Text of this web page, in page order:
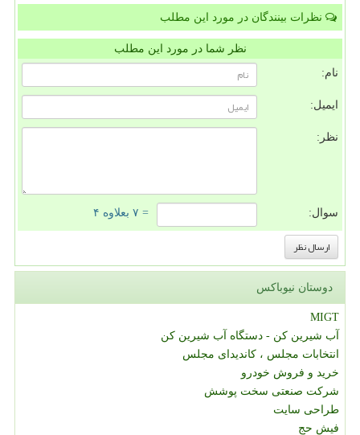
نظرات بینندگان در مورد این مطلب
نظر شما در مورد این مطلب
نام:
ایمیل:
نظر:
سوال: = ۷ بعلاوه ۴
دوستان نیوباکس
MIGT
آب شیرین کن - دستگاه آب شیرین کن
انتخابات مجلس ، کاندیدای مجلس
خرید و فروش خودرو
شرکت صنعتی سخت پوشش
طراحی سایت
فیش حج